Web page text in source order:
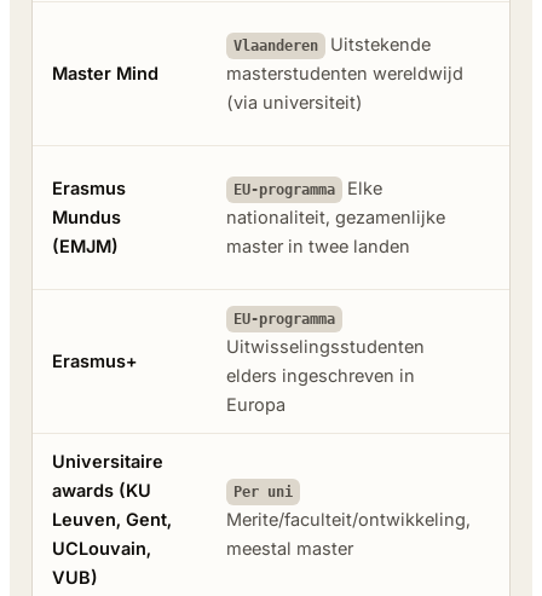
Master Mind
Vlaanderen
Uitstekende
masterstudenten wereldwijd
(via universiteit)
Erasmus
Mundus
(EMJM)
EU-programma
Elke
nationaliteit, gezamenlijke
master in twee landen
Erasmus+
EU-programma
Uitwisselingsstudenten
elders ingeschreven in
Europa
Universitaire
awards (KU
Leuven, Gent,
UCLouvain,
VUB)
Per uni
Merite/faculteit/ontwikkeling,
meestal master